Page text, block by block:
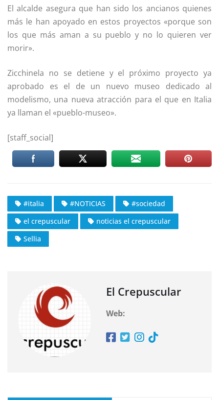
El alcalde asegura que han sido los ancianos quienes
más le han apoyado en estos proyectos «porque son
los que más aman a su pueblo y no lo quieren ver
morir».
Zicchinela no se detiene y el próximo proyecto ya
aprobado es el de un nuevo museo dedicado al
modelismo, una nueva atracción para el que en Italia
ya llaman el «pueblo-museo».
[staff_social]
#italia #NOTICIAS
#sociedad
el crepuscular
noticias el crepuscular
Sellia
El Crepuscular
Web: